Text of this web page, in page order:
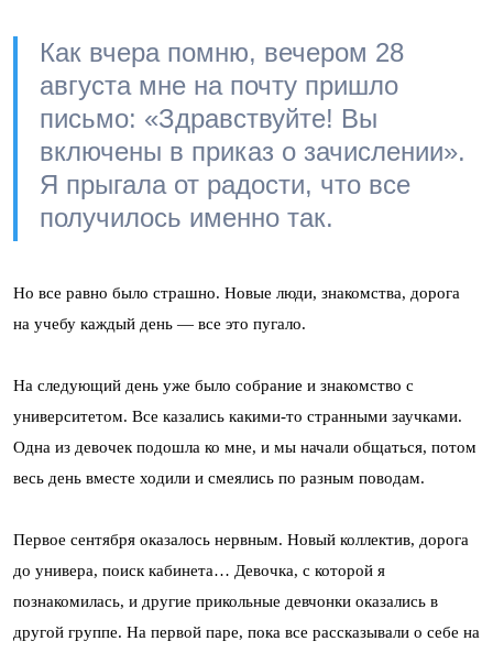
Как вчера помню, вечером 28
августа мне на почту пришло
письмо: «Здравствуйте! Вы
включены в приказ о зачислении».
Я прыгала от радости, что все
получилось именно так.
Но все равно было страшно. Новые люди, знакомства, дорога
на учебу каждый день — все это пугало.
На следующий день уже было собрание и знакомство с
университетом. Все казались какими-то странными заучками.
Одна из девочек подошла ко мне, и мы начали общаться, потом
весь день вместе ходили и смеялись по разным поводам.
Первое сентября оказалось нервным. Новый коллектив, дорога
до универа, поиск кабинета… Девочка, с которой я
познакомилась, и другие прикольные девчонки оказались в
другой группе. На первой паре, пока все рассказывали о себе на